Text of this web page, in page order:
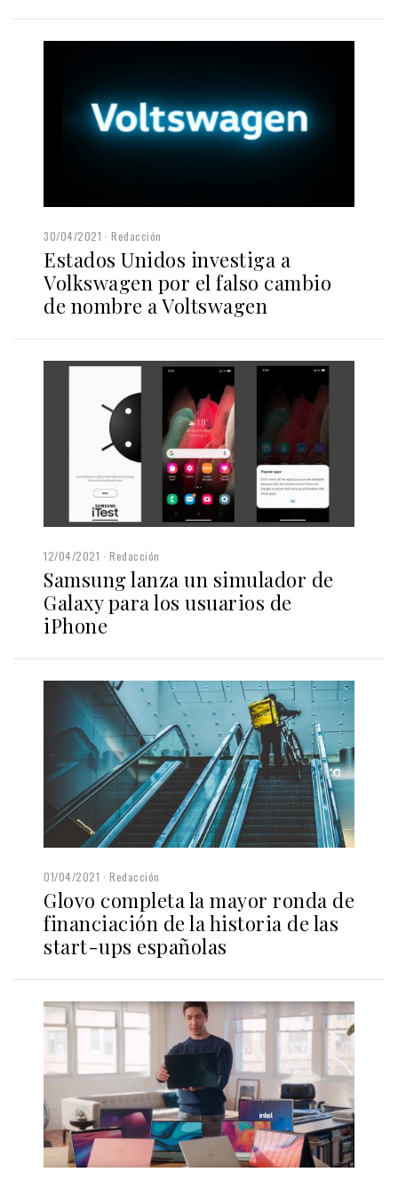
30/04/2021 Redacción
Estados Unidos investiga a
Volkswagen por el falso cambio
de nombre a Voltswagen
12/04/2021 Redacción
Samsung lanza un simulador de
Galaxy para los usuarios de
iPhone
01/04/2021 Redacción
Glovo completa la mayor ronda de
financiación de la historia de las
start-ups españolas